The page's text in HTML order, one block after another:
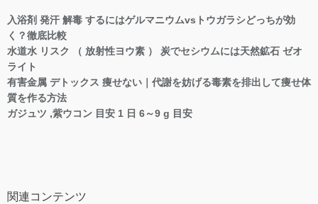
入浴剤 発汗 解毒 するにはゲルマニウムvsトウガラシどっちが効
く？徹底比較
水道水 リスク （ 放射性ヨウ素 ） 炭でセシウムには天然鉱石 ゼオ
ライト
有害金属 デトックス 痩せない｜代謝を妨げる毒素を排出して痩せ体
質を作る方法
ガジュツ ,紫ウコン 目安 1 日 6～9 g 目安
関連コンテンツ